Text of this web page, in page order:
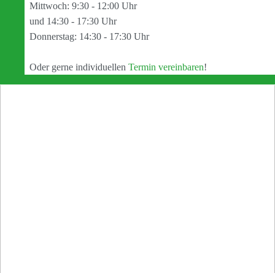
Mittwoch: 9:30 - 12:00 Uhr
und 14:30 - 17:30 Uhr
Donnerstag: 14:30 - 17:30 Uhr
Oder gerne individuellen Termin vereinbaren!